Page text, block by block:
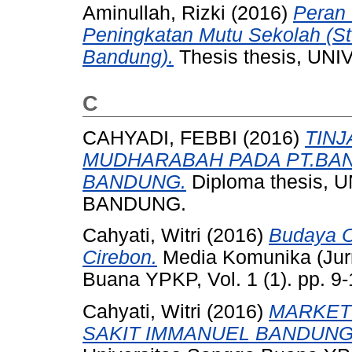
Aminullah, Rizki (2016) Peran
Peningkatan Mutu Sekolah
Bandung). Thesis thesis,
C
CAHYADI, FEBBI (2016)
MUDHARABAH PADA
BANDUNG. Diploma thesis,
BANDUNG.
Cahyati, Witri (2016) Budaya
Cirebon. Media Komunika
Buana YPKP, Vol. 1 (1). pp.
Cahyati, Witri (2016)
SAKIT IMMANUEL